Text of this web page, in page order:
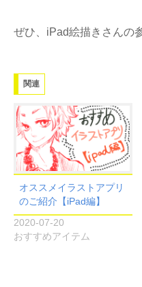
ぜひ、iPad絵描きさんの
関連
オススメイラストアプリ
のご紹介【iPad編】
2020-07-20
おすすめアイテム